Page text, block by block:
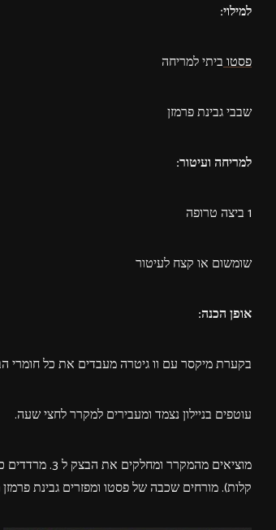
למילוי:
פסטוביתי למריחה
שבבי גבינת פרמזן
למריחה ועיטור:
1 ביצה טרופה
שומשום או קצח לעיטור
אופן הכנה:
בקערת מיקסר עם וו גיטרה מעבדים את כל חומרי
עוטפים בניילון נצמד ומעבירים למקרר לחצי שעה.
קלות). מורחים שכבה של פסטו ומפזרים גבינת